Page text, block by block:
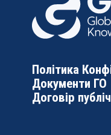
Політика
Документи ГО
Договір